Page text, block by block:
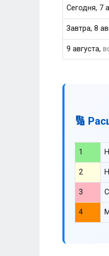
Сегодня, 7
Завтра, 8
9 августа,
🔢
1
2
3
4